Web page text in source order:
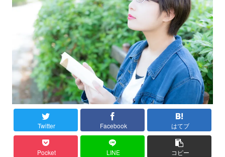
Twitter Facebook はてブ
Pocket LINE コピー